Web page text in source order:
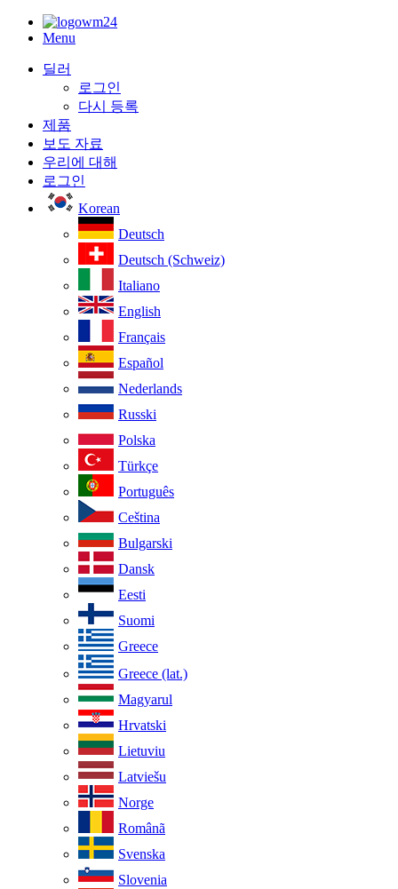
Menu
딜러
로그인
다시 등록
제품
보도 자료
우리에 대해
로그인
Korean
Deutsch
Deutsch (Schweiz)
Italiano
English
Français
Español
Nederlands
Russki
Polska
Türkçe
Português
Ceština
Bulgarski
Dansk
Eesti
Suomi
Greece
Greece (lat.)
Magyarul
Hrvatski
Lietuviu
Latviešu
Norge
Românã
Svenska
Slovenia